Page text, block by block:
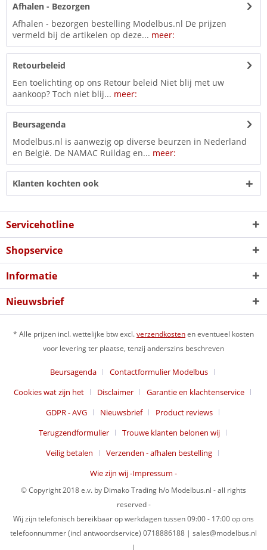
Afhalen - Bezorgen
Afhalen - bezorgen bestelling Modelbus.nl De prijzen
vermeld bij de artikelen op deze... meer:
Retourbeleid
Een toelichting op ons Retour beleid Niet blij met uw
aankoop? Toch niet blij... meer:
Beursagenda
Modelbus.nl is aanwezig op diverse beurzen in Nederland
en België. De NAMAC Ruildag en... meer:
Klanten kochten ook
Servicehotline
Shopservice
Informatie
Nieuwsbrief
* Alle prijzen incl. wettelijke btw excl.verzendkostenen eventueel kosten
voor levering ter plaatse, tenzij anderszins beschreven
Beursagenda
Contactformulier Modelbus
Cookies wat zijn het
Disclaimer
Garantie en klachtenservice
GDPR - AVG
Nieuwsbrief
Product reviews
Terugzendformulier
Trouwe klanten belonen wij
Veilig betalen
Verzenden - afhalen bestelling
Wie zijn wij -Impressum -
© Copyright 2018 e.v. by Dimako Trading h/o Modelbus.nl - all rights
reserved -
Wij zijn telefonisch bereikbaar op werkdagen tussen 09:00 - 17:00 op ons
telefoonnummer (incl antwoordservice) 0718886188 | sales@modelbus.nl
|